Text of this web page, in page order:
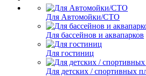
Для Автомойки/СТО
Для бассейнов и аквапарков
Для гостиниц
Для детских / спортивных